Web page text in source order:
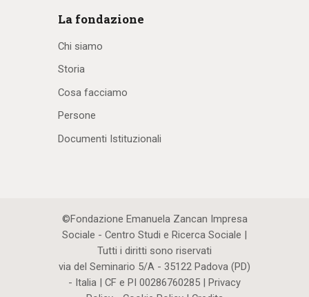
La fondazione
Chi siamo
Storia
Cosa facciamo
Persone
Documenti Istituzionali
©Fondazione Emanuela Zancan Impresa
Sociale - Centro Studi e Ricerca Sociale |
Tutti i diritti sono riservati
via del Seminario 5/A - 35122 Padova (PD)
- Italia | CF e PI 00286760285 | Privacy